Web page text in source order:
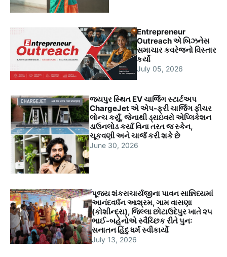
Entrepreneur
Outreach એ બિઝનેસ
સમાચાર કવરેજનો વિસ્તાર
કર્યો
July 05, 2026
જયપુર સ્થિત EV ચાર્જિંગ સ્ટાર્ટઅપ
ChargeJet એ એપ-ફ્રી ચાર્જિંગ ફીચર
લોન્ચ કર્યું, જેનાથી ડ્રાઇવરો એપ્લિકેશન
ડાઉનલોડ કર્યા વિના તરત જ સ્કેન,
ચૂકવણી અને ચાર્જ કરી શકે છે
June 30, 2026
પૂજ્ય શંકરાચાર્યજીના પાવન સાન્નિધ્યમાં
આનંદવર્ધન આશ્રમ, ગામ વાસણા
(કોશીન્દ્રા), જિલ્લા છોટાઉદેપુર ખાતે ૨૫
ભાઈ-બહેનોએ સ્વૈચ્છિક રીતે પુનઃ
સનાતન હિંદુ ધર્મ સ્વીકાર્યો
July 13, 2026